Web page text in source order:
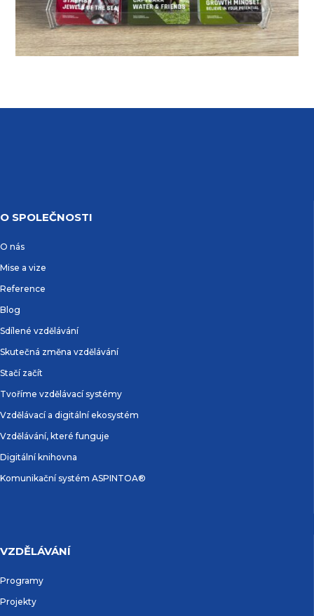
O SPOLEČNOSTI
O nás
Mise a vize
Reference
Blog
Sdílené vzdělávání
Skutečná změna vzdělávání
Stačí začít
Tvoříme vzdělávací systémy
Vzdělávací a digitální ekosystém
Vzdělávání, které funguje
Digitální knihovna
Komunikační systém ASPINTOA®
VZDĚLÁVÁNÍ
Programy
Projekty